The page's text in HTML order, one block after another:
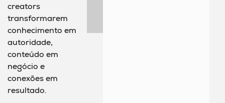
creators
transformarem
conhecimento em
autoridade,
conteúdo em
negócio e
conexões em
resultado.